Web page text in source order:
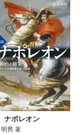
ポレオン
男 著